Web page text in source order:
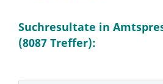
Suchresultate in
(8087 Treffer):